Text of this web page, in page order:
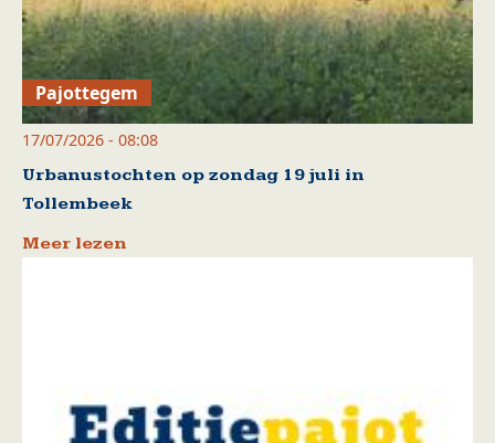
Pajottegem
17/07/2026 - 08:08
Urbanustochten op zondag 19 juli in
Tollembeek
Meer lezen